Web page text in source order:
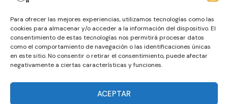
Para ofrecer las mejores experiencias, utilizamos tecnologías como las
cookies para almacenar y/o acceder a la información del dispositivo. El
consentimiento de estas tecnologías nos permitirá procesar datos
como el comportamiento de navegación o las identificaciones únicas
en este sitio. No consentir o retirar el consentimiento, puede afectar
negativamente a ciertas características y funciones.
ACEPTAR
CONTACTAR